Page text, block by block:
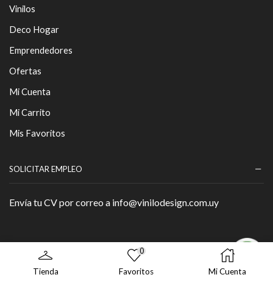
Vinilos
Deco Hogar
Emprendedores
Ofertas
Mi Cuenta
Mi Carrito
Mis Favoritos
SOLICITAR EMPLEO
Envía tu CV por correo a info@vinilodesign.com.uy
Copyright © 2026 - By Página Web.
Tienda
0
Favoritos Mi Cuenta